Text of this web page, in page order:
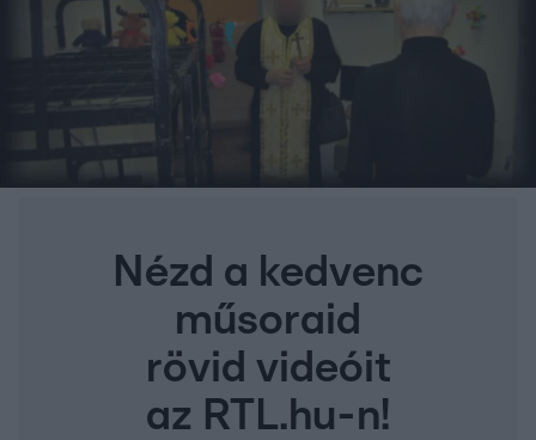
Nézd a kedvenc
műsoraid
rövid videóit
az RTL.hu-n!